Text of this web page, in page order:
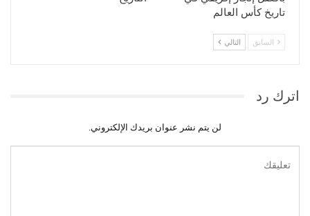
تاريخ كأس العالم
السابق التالي
اترك رد
لن يتم نشر عنوان بريدك الإلكتروني.